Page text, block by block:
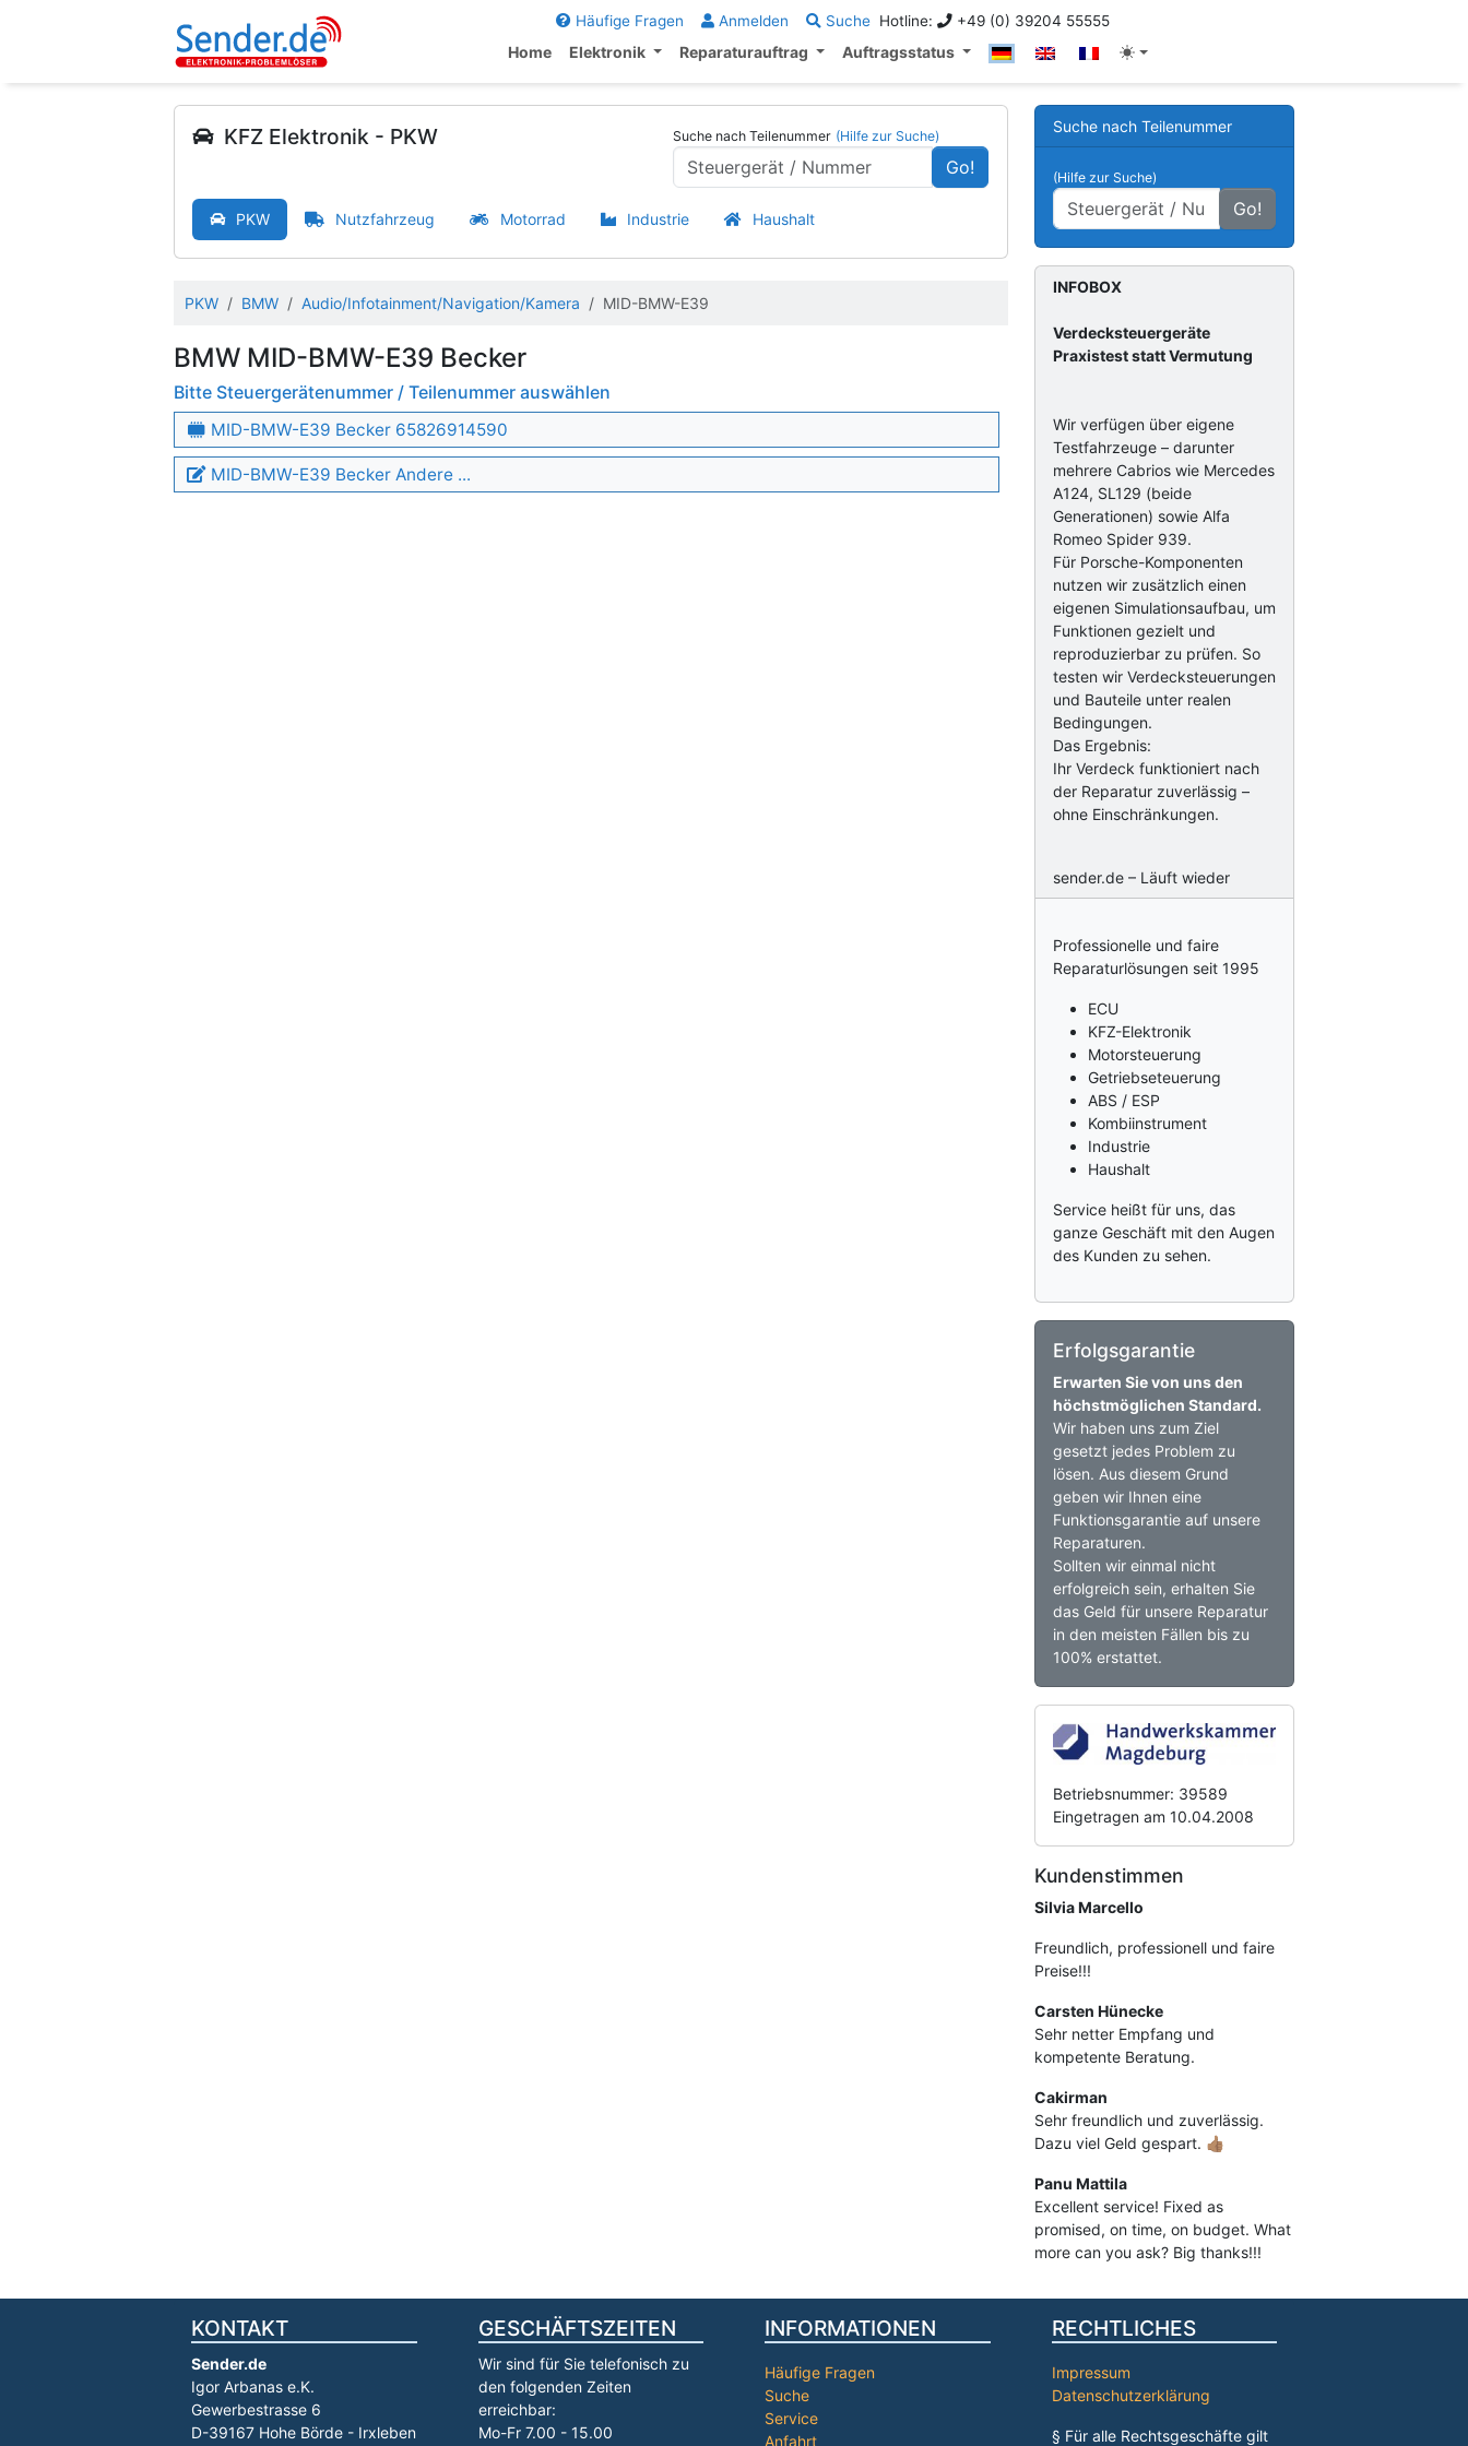
Häufige Fragen Anmelden Suche Hotline: +49 (0) 39204 55555
Home Elektronik Reparaturauftrag Auftragsstatus
KFZ Elektronik - PKW Suche nach Teilenummer (Hilfe zur Suche)
Go!
PKW Nutzfahrzeug Motorrad Industrie Haushalt
PKW BMW Audio/Infotainment/Navigation/Kamera MID-BMW-E39
BMW MID-BMW-E39 Becker
Bitte Steuergerätenummer / Teilenummer auswählen
MID-BMW-E39 Becker 65826914590
MID-BMW-E39 Becker Andere ...
Suche nach Teilenummer
(Hilfe zur Suche)
Go!
INFOBOX
Verdecksteuergeräte
Praxistest statt Vermutung
Wir verfügen über eigene
Testfahrzeuge – darunter
mehrere Cabrios wie Mercedes
A124, SL129 (beide
Generationen) sowie Alfa
Romeo Spider 939.
Für Porsche-Komponenten
nutzen wir zusätzlich einen
eigenen Simulationsaufbau, um
Funktionen gezielt und
reproduzierbar zu prüfen. So
testen wir Verdecksteuerungen
und Bauteile unter realen
Bedingungen.
Das Ergebnis:
Ihr Verdeck funktioniert nach
der Reparatur zuverlässig –
ohne Einschränkungen.
sender.de – Läuft wieder
Professionelle und faire
Reparaturlösungen seit 1995
ECU
KFZ-Elektronik
Motorsteuerung
Getriebseteuerung
ABS / ESP
Kombiinstrument
Industrie
Haushalt
Service heißt für uns, das
ganze Geschäft mit den Augen
des Kunden zu sehen.
Erfolgsgarantie
Erwarten Sie von uns den
höchstmöglichen Standard.
Wir haben uns zum Ziel
gesetzt jedes Problem zu
lösen. Aus diesem Grund
geben wir Ihnen eine
Funktionsgarantie auf unsere
Reparaturen.
Sollten wir einmal nicht
erfolgreich sein, erhalten Sie
das Geld für unsere Reparatur
in den meisten Fällen bis zu
100% erstattet.
Betriebsnummer: 39589
Eingetragen am 10.04.2008
Kundenstimmen
Silvia Marcello
Freundlich, professionell und faire
Preise!!!
Carsten Hünecke
Sehr netter Empfang und
kompetente Beratung.
Cakirman
Sehr freundlich und zuverlässig.
Dazu viel Geld gespart. 👍🏽
Panu Mattila
Excellent service! Fixed as
promised, on time, on budget. What
more can you ask? Big thanks!!!
KONTAKT
Sender.de
Igor Arbanas e.K.
Gewerbestrasse 6
D-39167 Hohe Börde - Irxleben
GESCHÄFTSZEITEN
Wir sind für Sie telefonisch zu
den folgenden Zeiten
erreichbar:
Mo-Fr 7.00 - 15.00
INFORMATIONEN
Häufige Fragen
Suche
Service
Anfahrt
RECHTLICHES
Impressum
Datenschutzerklärung
§ Für alle Rechtsgeschäfte gilt